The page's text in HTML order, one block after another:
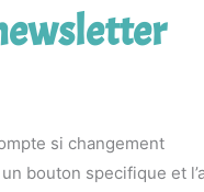
si changement
bouton specifique et